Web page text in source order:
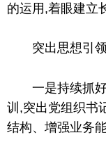
的运用,着眼建立
突出思想引领
一是持续抓
训,突出党组织书
结构、增强业务